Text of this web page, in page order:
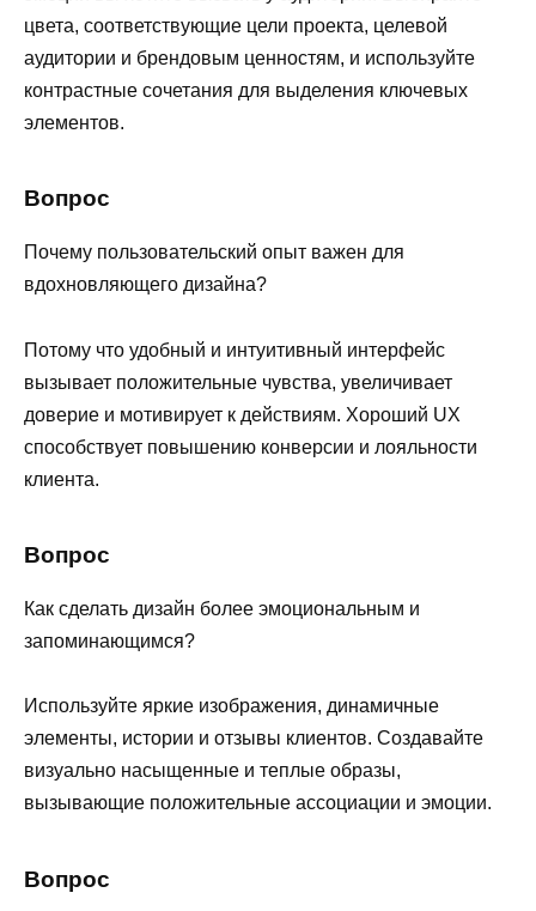
цвета, соответствующие цели проекта, целевой
аудитории и брендовым ценностям, и используйте
контрастные сочетания для выделения ключевых
элементов.
Вопрос
Почему пользовательский опыт важен для
вдохновляющего дизайна?
Потому что удобный и интуитивный интерфейс
вызывает положительные чувства, увеличивает
доверие и мотивирует к действиям. Хороший UX
способствует повышению конверсии и лояльности
клиента.
Вопрос
Как сделать дизайн более эмоциональным и
запоминающимся?
Используйте яркие изображения, динамичные
элементы, истории и отзывы клиентов. Создавайте
визуально насыщенные и теплые образы,
вызывающие положительные ассоциации и эмоции.
Вопрос